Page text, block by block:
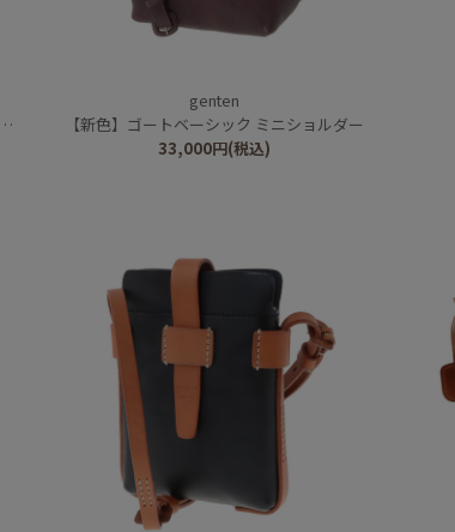
genten
【新色】ゴートベーシック ミニショルダー
33,000円(税込)